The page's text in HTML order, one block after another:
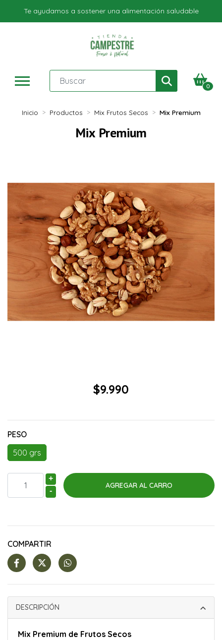
Te ayudamos a sostener una alimentación saludable
0
Inicio Productos Mix Frutos Secos Mix Premium
Mix Premium
$9.990
PESO
500 grs
+
-
COMPARTIR
DESCRIPCIÓN
Mix Premium de Frutos Secos